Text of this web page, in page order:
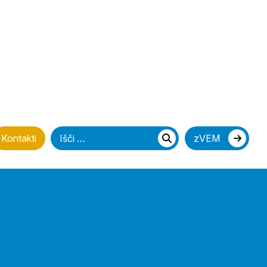
zVEM
Iščite
Kontakti